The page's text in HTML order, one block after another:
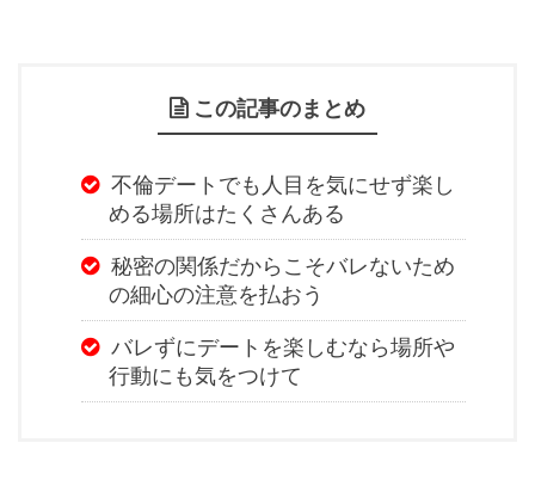
この記事のまとめ
不倫デートでも人目を気にせず楽し
める場所はたくさんある
秘密の関係だからこそバレないため
の細心の注意を払おう
バレずにデートを楽しむなら場所や
行動にも気をつけて